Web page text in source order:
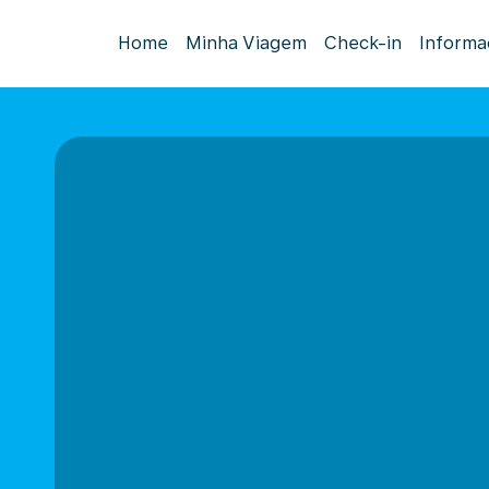
Home Minha Viagem Check-in